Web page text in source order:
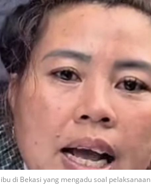
di Bekasi yang mengadu soal pelaksanaan